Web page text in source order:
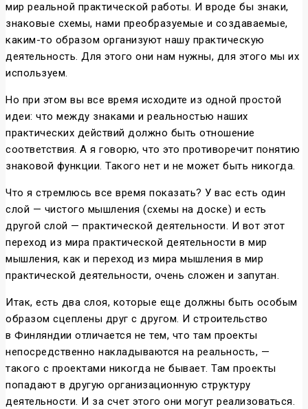
мир реальной практической работы. И вроде бы знаки,
знаковые схемы, нами преобразуемые и создаваемые,
каким-то образом организуют нашу практическую
деятельность. Для этого они нам нужны, для этого мы их
используем.
Но при этом вы все время исходите из одной простой
идеи: что между знаками и реальностью наших
практических действий должно быть отношение
соответствия. А я говорю, что это противоречит понятию
знаковой функции. Такого нет и не может быть никогда.
Что я стремлюсь все время показать? У вас есть один
слой — чистого мышления (схемы на доске) и есть
другой слой — практической деятельности. И вот этот
переход из мира практической деятельности в мир
мышления, как и переход из мира мышления в мир
практической деятельности, очень сложен и запутан.
Итак, есть два слоя, которые еще должны быть особым
образом сцеплены друг с другом. И строительство
в Финляндии отличается не тем, что там проекты
непосредственно накладываются на реальность, —
такого с проектами никогда не бывает. Там проекты
попадают в другую организационную структуру
деятельности. И за счет этого они могут реализоваться.